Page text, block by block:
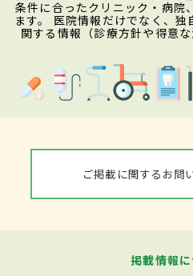
条件に合ったクリニック・病院
ます。 医院情報だけでなく、
関する情報（診療方針や得意
ご掲載に関するお問
掲載情報